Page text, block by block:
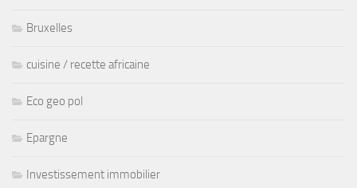
Bruxelles
cuisine / recette africaine
Eco geo pol
Epargne
Investissement immobilier